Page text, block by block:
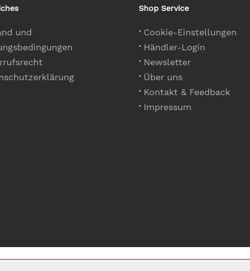
und
Shop Service
Cookie-Einstellungen
Händler-Login
Newsletter
Über uns
Kontakt & Feedback
Impressum